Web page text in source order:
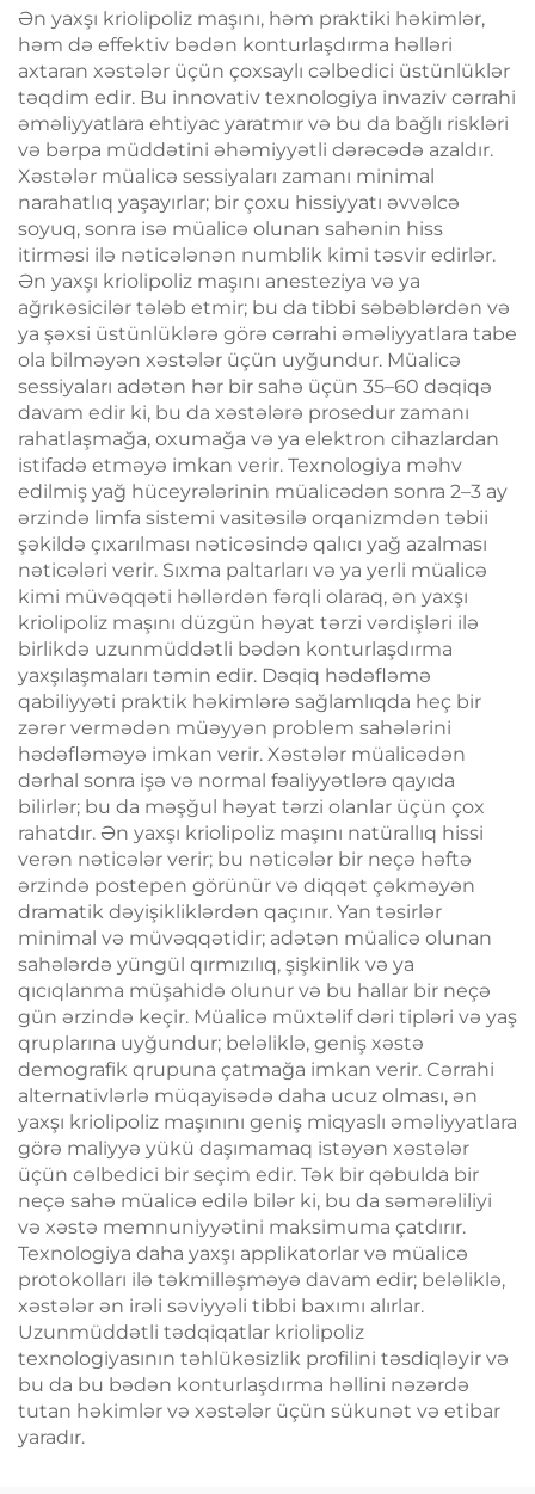
və Gərginləşdirilməsi,
Üzün Radiofrekvanslı
Emalı, Çəki Itirmə və
Bədənin İncələnməsi
Ən yaxşı kriolipoliz maşını, həm praktiki həkimlər,
həm də effektiv bədən konturlaşdırma həlləri
axtaran xəstələr üçün çoxsaylı cəlbedici üstünlüklər
təqdim edir. Bu innovativ texnologiya invaziv cərrahi
əməliyyatlara ehtiyac yaratmır və bu da bağlı riskləri
və bərpa müddətini əhəmiyyətli dərəcədə azaldır.
Xəstələr müalicə sessiyaları zamanı minimal
narahatlıq yaşayırlar; bir çoxu hissiyyatı əvvəlcə
soyuq, sonra isə müalicə olunan sahənin hiss
itirməsi ilə nəticələnən numblik kimi təsvir edirlər.
Ən yaxşı kriolipoliz maşını anesteziya və ya
ağrıkəsicilər tələb etmir; bu da tibbi səbəblərdən və
ya şəxsi üstünlüklərə görə cərrahi əməliyyatlara tabe
ola bilməyən xəstələr üçün uyğundur. Müalicə
sessiyaları adətən hər bir sahə üçün 35–60 dəqiqə
davam edir ki, bu da xəstələrə prosedur zamanı
rahatlaşmağa, oxumağa və ya elektron cihazlardan
istifadə etməyə imkan verir. Texnologiya məhv
edilmiş yağ hüceyrələrinin müalicədən sonra 2–3 ay
ərzində limfa sistemi vasitəsilə orqanizmdən təbii
şəkildə çıxarılması nəticəsində qalıcı yağ azalması
nəticələri verir. Sıxma paltarları və ya yerli müalicə
kimi müvəqqəti həllərdən fərqli olaraq, ən yaxşı
kriolipoliz maşını düzgün həyat tərzi vərdişləri ilə
birlikdə uzunmüddətli bədən konturlaşdırma
yaxşılaşmaları təmin edir. Dəqiq hədəfləmə
qabiliyyəti praktik həkimlərə sağlamlıqda heç bir
zərər vermədən müəyyən problem sahələrini
hədəfləməyə imkan verir. Xəstələr müalicədən
dərhal sonra işə və normal fəaliyyətlərə qayıda
bilirlər; bu da məşğul həyat tərzi olanlar üçün çox
rahatdır. Ən yaxşı kriolipoliz maşını natürallıq hissi
verən nəticələr verir; bu nəticələr bir neçə həftə
ərzində postepen görünür və diqqət çəkməyən
dramatik dəyişikliklərdən qaçınır. Yan təsirlər
minimal və müvəqqətidir; adətən müalicə olunan
sahələrdə yüngül qırmızılıq, şişkinlik və ya
qıcıqlanma müşahidə olunur və bu hallar bir neçə
gün ərzində keçir. Müalicə müxtəlif dəri tipləri və yaş
qruplarına uyğundur; beləliklə, geniş xəstə
demografik qrupuna çatmağa imkan verir. Cərrahi
alternativlərlə müqayisədə daha ucuz olması, ən
yaxşı kriolipoliz maşınını geniş miqyaslı əməliyyatlara
görə maliyyə yükü daşımamaq istəyən xəstələr
üçün cəlbedici bir seçim edir. Tək bir qəbulda bir
neçə sahə müalicə edilə bilər ki, bu da səmərəliliyi
və xəstə memnuniyyətini maksimuma çatdırır.
Texnologiya daha yaxşı applikatorlar və müalicə
protokolları ilə təkmilləşməyə davam edir; beləliklə,
xəstələr ən irəli səviyyəli tibbi baxımı alırlar.
Uzunmüddətli tədqiqatlar kriolipoliz
texnologiyasının təhlükəsizlik profilini təsdiqləyir və
bu da bu bədən konturlaşdırma həllini nəzərdə
tutan həkimlər və xəstələr üçün sükunət və etibar
yaradır.